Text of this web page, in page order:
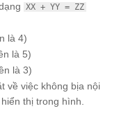
XX + YY = ZZ
là 4)
là 5)
là 3)
về việc không bịa nội
thị trong hình.